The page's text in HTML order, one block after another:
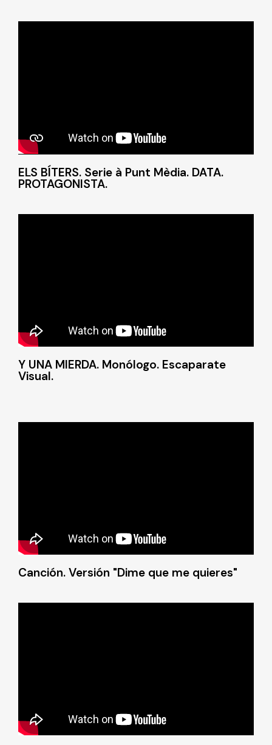
ELS BÍTERS. Serie à Punt Mèdia. DATA.
PROTAGONISTA.
Y UNA MIERDA. Monólogo. Escaparate
Visual.
Canción. Versión "Dime que me quieres"